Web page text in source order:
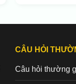
CÂU HỎI
Câu hỏi thường